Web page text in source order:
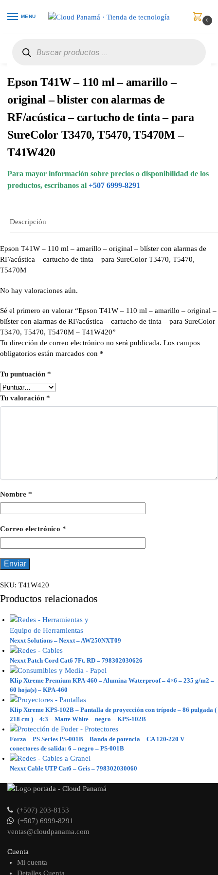
MENU
0
Epson T41W – 110 ml – amarillo –
original – blíster con alarmas de
RF/acústica – cartucho de tinta – para
SureColor T3470, T5470, T5470M –
T41W420
Para mayor información sobre precios o disponibilidad de los
productos, escribanos al +507 6999-8291
Descripción
Epson T41W – 110 ml – amarillo – original – blíster con alarmas de
RF/acústica – cartucho de tinta – para SureColor T3470, T5470,
T5470M
No hay valoraciones aún.
Sé el primero en valorar “Epson T41W – 110 ml – amarillo – original –
blíster con alarmas de RF/acústica – cartucho de tinta – para SureColor
T3470, T5470, T5470M – T41W420”
Tu dirección de correo electrónico no será publicada. Los campos
obligatorios están marcados con *
Tu puntuación *
Tu valoración *
Nombre *
Correo electrónico *
SKU: T41W420
Productos relacionados
Nexxt Solutions – Nexxt – AW250NXT09
Nexxt Patch Cord Cat6 7Ft. RD – 798302030626
Klip Xtreme Premium KPA-460 – Alumina Waterproof – 4×6 – 235 g/m2 –
60 hoja(s) – KPA-460
Klip Xtreme KPS-102B – Pantalla de proyección con trípode – 86 pulgada (
218 cm ) – 4:3 – Matte White – negro – KPS-102B
Forza – PS Series PS-001B – Banda de potencia – CA 120-220 V –
conectores de salida: 6 – negro – PS-001B
Nexxt Cable UTP Cat6 – Gris – 798302030060
(+507) 203-8153
(+507) 6999-8291
ventas@cloudpanama.com
Cuenta
Mi cuenta
Detalles Cuenta